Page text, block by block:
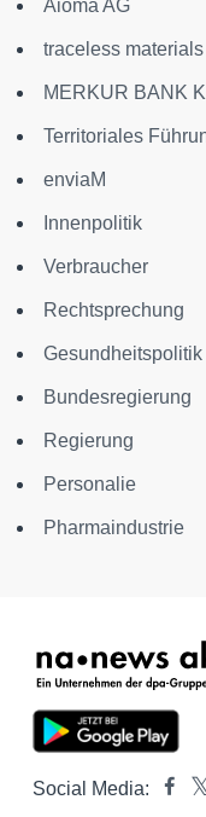
Aioma AG
traceless materials
MERKUR BANK
Territoriales
enviaM
Innenpolitik
Verbraucher
Rechtsprechung
Gesundheitspolitik
Bundesregierung
Regierung
Personalie
Pharmaindustrie
Social Media: